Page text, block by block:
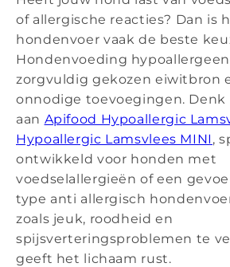
of allergische reacties? Dan is
hondenvoer vaak de beste
Hondenvoeding
zorgvuldig gekozen eiwitbron
onnodige toevoegingen. Denk
aan Apifood Hypoallergic
Hypoallergic Lamsvlees MINI ,
ontwikkeld voor honden met
voedselallergieën of een
type anti allergisch
zoals jeuk, roodheid en
spijsverteringsproblemen te
geeft het lichaam rust.